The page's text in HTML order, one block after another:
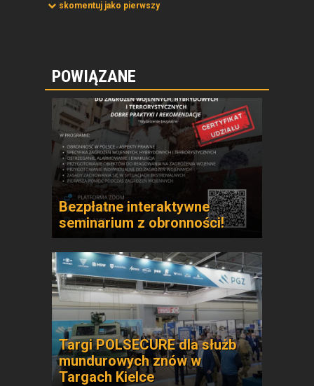
skomentuj jako pierwszy
POWIĄZANE
Bezpłatne interaktywne
seminarium z obronności!
Targi POLSECURE dla służb
mundurowych znów w
Targach Kielce